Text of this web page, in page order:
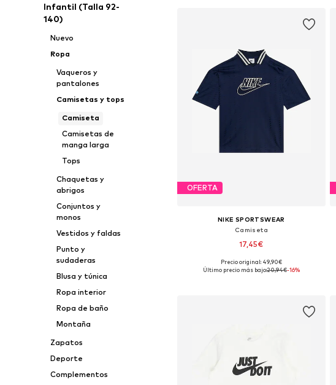
Infantil (Talla 92-
140)
Nuevo
Ropa
Vaqueros y
pantalones
Camisetas y tops
Camiseta
Camisetas de
manga larga
Tops
Chaquetas y
abrigos
Conjuntos y
monos
Vestidos y faldas
Punto y
sudaderas
Blusa y túnica
Ropa interior
Ropa de baño
Montaña
Zapatos
Deporte
Complementos
OFERTA
NIKE SPORTSWEAR
Camiseta
17,45€
Disponible en muchas tallas
Precio original: 49,90€
Último precio más bajo:20,94€-16%